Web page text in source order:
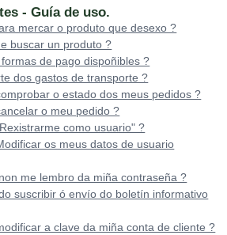
- Guía de uso.
mercar o produto que desexo ?
buscar un produto ?
de pago dispoñibles ?
dos gastos de transporte ?
o estado dos meus pedidos ?
o meu pedido ?
como usuario" ?
os meus datos de usuario
me lembro da miña contraseña ?
suscribir ó envío do boletín informativo
a clave da miña conta de cliente ?